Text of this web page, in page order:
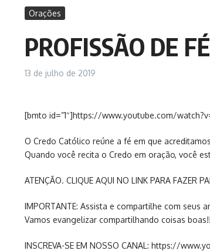
Orações
PROFISSÃO DE
13 de julho de 2019
[bmto id=”1″]https://www.youtube.com/
O Credo Católico reúne a fé em que
Quando você recita o Credo em oração, você
ATENÇÃO. CLIQUE AQUI NO LINK PARA
IMPORTANTE: Assista e compartilhe com seus
Vamos evangelizar compartilhando coisas
INSCREVA-SE EM NOSSO CANAL: https://